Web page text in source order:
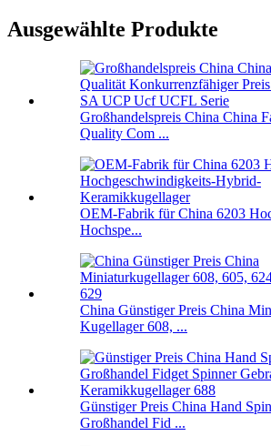
Ausgewählte Produkte
Großhandelspreis China China
Quality Com ...
OEM-Fabrik für China 6203
Hochspe...
China Günstiger Preis China
Kugellager 608, ...
Günstiger Preis China Hand
Großhandel Fid ...